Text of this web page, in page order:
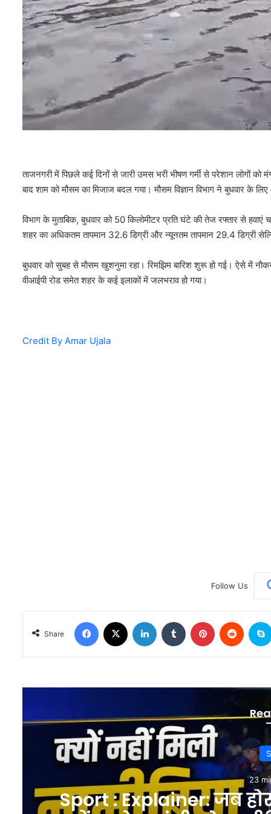
ताजनगरी में पिछले कई दिनों से जारी उमस भरी भीषण गर्मी से परेशान लोगों को
बाद शाम को मौसम का मिजाज बदल गया। मौसम विज्ञान विभाग ने बुधवार के
विभाग के मुताबिक, बुधवार को 50 किलोमीटर प्रति घंटे की तेज रफ्तार से
शहर का अधिकतम तापमान 32.6 डिग्री और न्यूनतम तापमान 29.4 डिग्री
बुधवार को सुबह से माैसम खुशनुमा रहा। रिमझिम बारिश शुरू हो गई। ऐसे में
वीआईपी रोड समेत शहर के कई इलाकों में जलभराव हो गया।
Credit By Amar Ujala
Follow Us
Share
37
दिल्ली जनसुनवाई में